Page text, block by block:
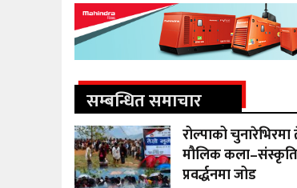
सम्बन्धित समाचार
रोल्पाको
मौलिक कला–संस्कृति
प्रवर्द्धनमा जोड